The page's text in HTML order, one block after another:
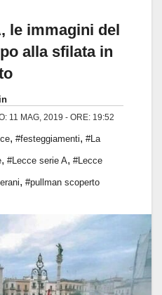
le immagini del
alla sfilata in
11 MAG, 2019 - ORE: 19:52
, #festeggiamenti, #La
, #Lecce serie A, #Lecce
, #pullman scoperto